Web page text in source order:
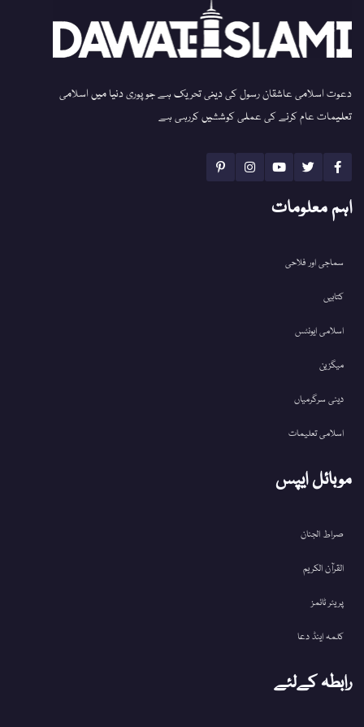
دعوت اسلامی عاشقان رسول کی دینی تحریک ہے جو پوری دنیا میں اسلامی
تعلیمات عام کرنے کی عملی کوششیں کررہی ہے
اہم معلومات
سماجی اور فلاحی
کتابیں
اسلامی ایونٹس
میگزین
دینی سرگرمیاں
اسلامی تعلیمات
موبائل ایپس
صراط الجنان
القرآن الکریم
پریئر ٹائمز
کلمہ اینڈ دعا
رابطہ کےلئے